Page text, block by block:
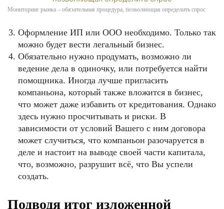
Мониторинг рынка – обязательная процедура, позволяющая определить спрос
Оформление ИП или ООО необходимо. Только так
можно будет вести легальный бизнес.
Обязательно нужно продумать, возможно ли
ведение дела в одиночку, или потребуется найти
помощника. Иногда лучше пригласить
компаньона, который также вложится в бизнес,
что может даже избавить от кредитования. Однако
здесь нужно просчитывать и риски. В
зависимости от условий Вашего с ним договора
может случиться, что компаньон разочаруется в
деле и настоит на выводе своей части капитала,
что, возможно, разрушит всё, что Вы успели
создать.
Подводя итог изложенной